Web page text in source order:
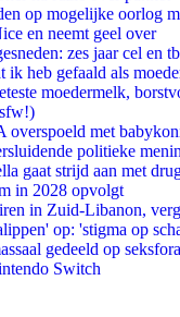
op mogelijke oorlog
en neemt geel over
zes jaar cel en
heb gefaald als
moedermelk,
overspoeld met
politieke
gaat strijd aan met
in 2028 opvolgt
in Zuid-Libanon,
op: 'stigma op
gedeeld op seksfora
Switch